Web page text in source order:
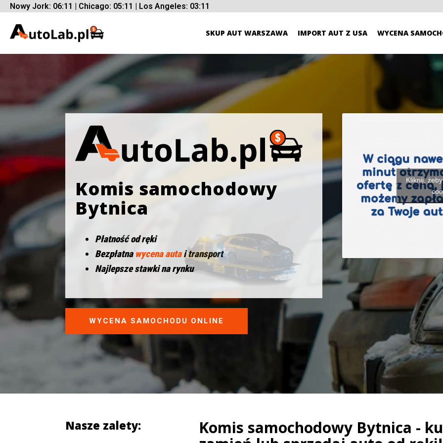
Nowy Jork: 06:11 | Chicago: 05:11 | Los Angeles: 03:11
SKUP AUT WARSZAWA IMPORT AUT Z USA WYCENA
Komis samochodowy
Bytnica
Płatność od ręki
Bezpłatna wycena autai transport
Najlepsze stawki na rynku
WYCENA SAMOCHODU ONLINE
Kliknij,
Nasze zalety:
Komis samochodowy Bytnica -